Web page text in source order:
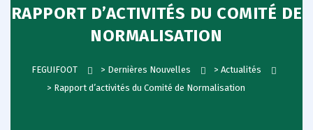
RAPPORT D’ACTIVITÉS DU COMITÉ DE
NORMALISATION
FEGUIFOOT > Dernières Nouvelles > Actualités
> Rapport d’activités du Comité de Normalisation